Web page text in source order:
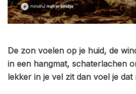
De zon voelen op je huid, de
in een hangmat, schaterlachen
lekker in je vel zit dan voel je dat